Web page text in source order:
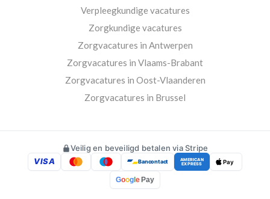
Verpleegkundige vacatures
Zorgkundige vacatures
Zorgvacatures in Antwerpen
Zorgvacatures in Vlaams-Brabant
Zorgvacatures in Oost-Vlaanderen
Zorgvacatures in Brussel
Veilig en beveiligd betalen via Stripe
VISA
Bancontact AMERICAN
EXPRESS Pay
Googl e Pay